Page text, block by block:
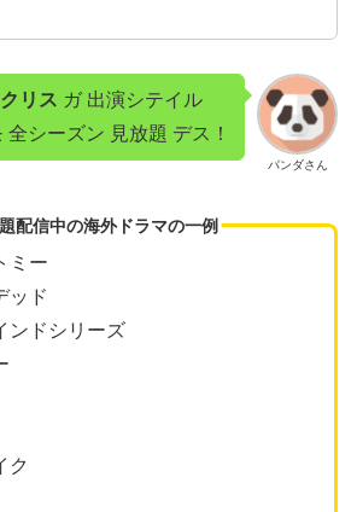
パンダさん
リス ガ 出演シテイル
全シーズン 見放題 デス！
配信中の海外ドラマの一例
ミー
ッド
ンドシリーズ
ク